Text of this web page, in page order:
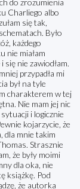
do zrozumienia
Charliego albo
się tak,
Było
każdego
nie miałam
się nie zawiodłam.
przypadła mi
był na tyle
charakterem w tej
Nie mam jej nic
i logicznie
kojarzycie, że
dla mnie takim
Strasznie
że były moimi
dla oka, nie
książkę. Pod
że autorka